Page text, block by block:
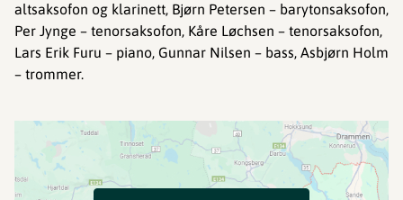
altsaksofon og klarinett, Bjørn Petersen – barytonsaksofon,
Per Jynge – tenorsaksofon, Kåre Løchsen – tenorsaksofon,
Lars Erik Furu – piano, Gunnar Nilsen – bass, Asbjørn Holm
– trommer.